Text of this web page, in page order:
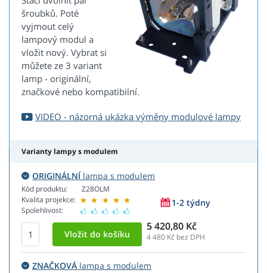
šroubků. Poté
vyjmout celý
lampový modul a
vložit nový. Vybrat si
můžete ze 3 variant
lamp - originální,
značkové nebo kompatibilní.
VIDEO - názorná ukázka výměny modulové lampy
Varianty lampy s modulem
ORIGINÁLNÍlampa s modulem
Kód produktu:
Kvalita projekce:
Spolehlivost:
Z28OLM
1-2 týdny
5 420,80 Kč
4 480 Kč bez DPH
ZNAČKOVÁ lampa s modulem